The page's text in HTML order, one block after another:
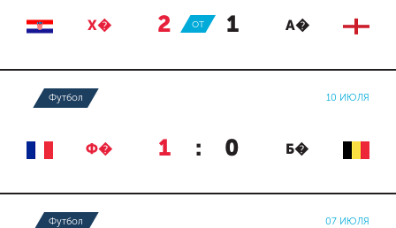
Х� 2 : 1 А�
ОТ
Футбол 10 ИЮЛЯ
Ф� 1 : 0 Б�
Футбол 07 ИЮЛЯ